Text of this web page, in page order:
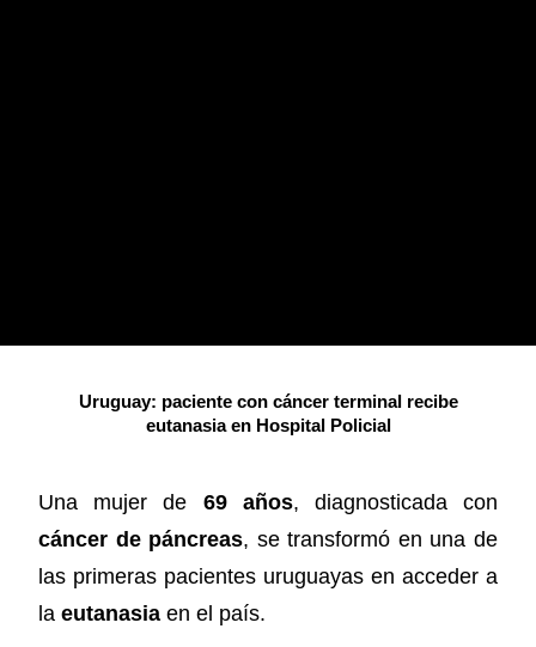
Uruguay: paciente con cáncer terminal recibe
eutanasia en Hospital Policial
Una mujer de 69 años, diagnosticada con
cáncer de páncreas, se transformó en una de
las primeras pacientes uruguayas en acceder a
laeutanasia en el país.